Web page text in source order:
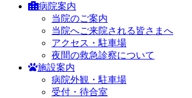
病院案内
当院のご案内
当院へご来院される皆さまへ
アクセス・駐車場
夜間の救急診察について
施設案内
病院外観・駐車場
受付・待合室